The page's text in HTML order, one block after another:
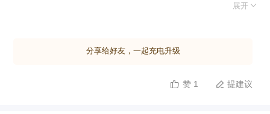
复制代码
现需要将这两个列表组成一个如下字典，请编写程序实
展开 
分享给好友，一起充电升级
 赞 1  提建议